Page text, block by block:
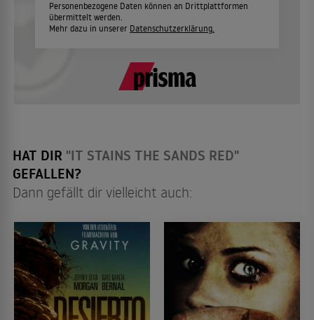
Personenbezogene Daten können an Drittplattformen
übermittelt werden.
Mehr dazu in unserer Datenschutzerklärung.
HAT DIR "IT STAINS THE SANDS RED"
GEFALLEN?
Dann gefällt dir vielleicht auch: